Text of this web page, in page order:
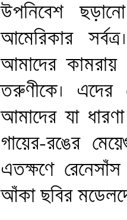
উপনিবেশ
আমেরিকার
আমাদের কামরায়
তরুণীকে। এদের
আমাদের যা
গায়ের-রঙের
এতক্ষণে রেনেসাঁস
আঁকা ছবির